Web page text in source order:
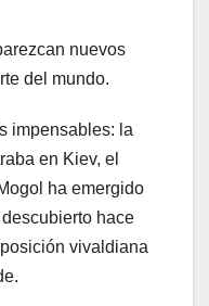
nuevos
del mundo.
impensables: la
en Kiev, el
ha emergido
hace
vivaldiana